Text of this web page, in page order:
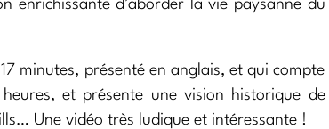
enrichissante d’aborder la vie paysanne du
minutes, présenté en anglais, et qui compte
et présente une vision historique de
Une vidéo très ludique et intéressante !